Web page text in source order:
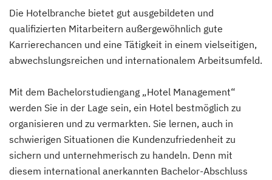
Die Hotelbranche bietet gut ausgebildeten und
qualifizierten Mitarbeitern außergewöhnlich gute
Karrierechancen und eine Tätigkeit in einem vielseitigen,
abwechslungsreichen und internationalem Arbeitsumfeld.
Mit dem Bachelorstudiengang „Hotel Management“
werden Sie in der Lage sein, ein Hotel bestmöglich zu
organisieren und zu vermarkten. Sie lernen, auch in
schwierigen Situationen die Kundenzufriedenheit zu
sichern und unternehmerisch zu handeln. Denn mit
diesem international anerkannten Bachelor-Abschluss